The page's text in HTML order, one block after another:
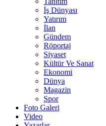
İş Dünyası
Yatırım
İlan
Gündem
Röportaj
Siyaset
Kültür Ve Sanat
Ekonomi
Dünya
Magazin
Spor
Foto Galeri
Video